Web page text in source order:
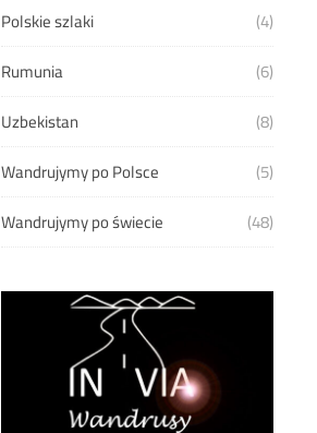
Polskie szlaki
(4)
Rumunia
(6)
Uzbekistan
(8)
Wandrujymy po Polsce
(5)
Wandrujymy po świecie
(48)